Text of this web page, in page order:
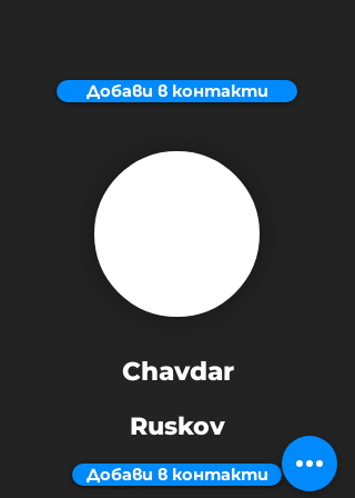
Добави в контакти
Chavdar
Ruskov
Добави в контакти